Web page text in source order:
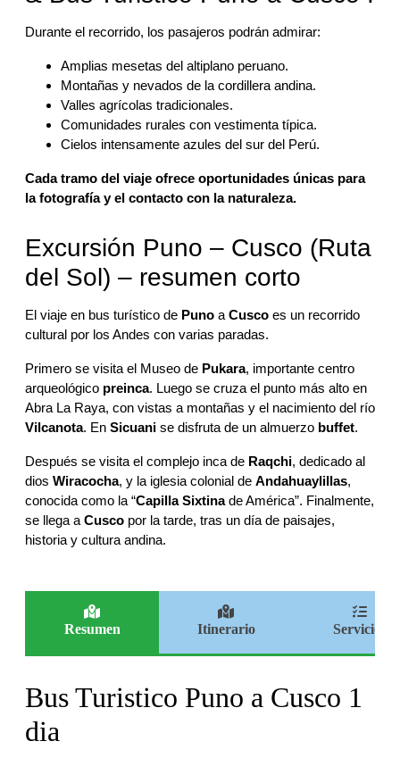
Durante el recorrido, los pasajeros podrán admirar:
Amplias mesetas del altiplano peruano.
Montañas y nevados de la cordillera andina.
Valles agrícolas tradicionales.
Comunidades rurales con vestimenta típica.
Cielos intensamente azules del sur del Perú.
Cada tramo del viaje ofrece oportunidades únicas para
la fotografía y el contacto con la naturaleza.
Excursión Puno – Cusco (Ruta
del Sol) – resumen corto
El viaje en bus turístico de Puno aCusco es un recorrido
cultural por los Andes con varias paradas.
Primero se visita el Museo de Pukara, importante centro
arqueológico preinca. Luego se cruza el punto más alto en
Abra La Raya, con vistas a montañas y el nacimiento del río
Vilcanota. En Sicuani se disfruta de un almuerzo buffet.
Después se visita el complejo inca de Raqchi, dedicado al
dios Wiracocha, y la iglesia colonial de Andahuaylillas,
conocida como la “Capilla Sixtinade América”. Finalmente,
se llega aCusco por la tarde, tras un día de paisajes,
historia y cultura andina.
Resumen Itinerario Servicios
Bus Turistico Puno a Cusco 1
dia